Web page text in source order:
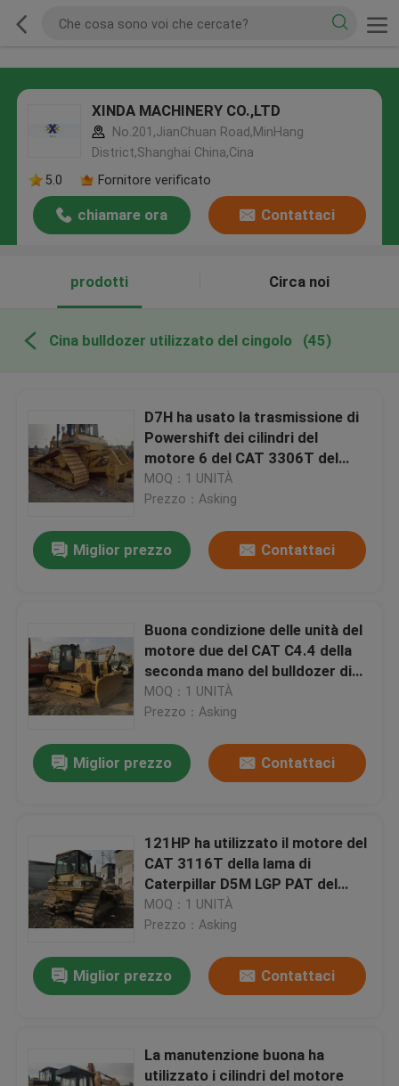
XINDA MACHINERY CO.,LTD
No.201,JianChuan Road,MinHang
District,Shanghai China,Cina
5.0
Fornitore verificato
chiamare ora Contattaci
prodotti Circa noi
Cina bulldozer utilizzato del cingolo (45)
D7H ha usato la trasmissione di
Powershift dei cilindri del
motore 6 del CAT 3306T del
bulldozer di Caterpillar
MOQ：1 UNITÀ
Prezzo：Asking
Miglior prezzo Contattaci
Buona condizione delle unità del
motore due del CAT C4.4 della
seconda mano del bulldozer di
Caterpillar D5K LGP
MOQ：1 UNITÀ
Prezzo：Asking
Miglior prezzo Contattaci
121HP ha utilizzato il motore del
CAT 3116T della lama di
Caterpillar D5M LGP PAT del
bulldozer del cingolo
MOQ：1 UNITÀ
Prezzo：Asking
Miglior prezzo Contattaci
La manutenzione buona ha
utilizzato i cilindri del motore